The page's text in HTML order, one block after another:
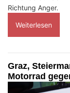
Richtung Anger.
Weiterlesen
Graz,
Motorrad